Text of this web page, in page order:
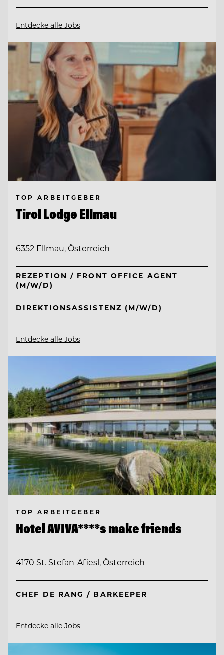
Entdecke alle Jobs
TOP ARBEITGEBER
Tirol Lodge Ellmau
6352 Ellmau, Österreich
REZEPTION / FRONT OFFICE AGENT
(M/W/D)
DIREKTIONSASSISTENZ (M/W/D)
Entdecke alle Jobs
TOP ARBEITGEBER
Hotel AVIVA****s make friends
4170 St. Stefan-Afiesl, Österreich
CHEF DE RANG / BARKEEPER
Entdecke alle Jobs